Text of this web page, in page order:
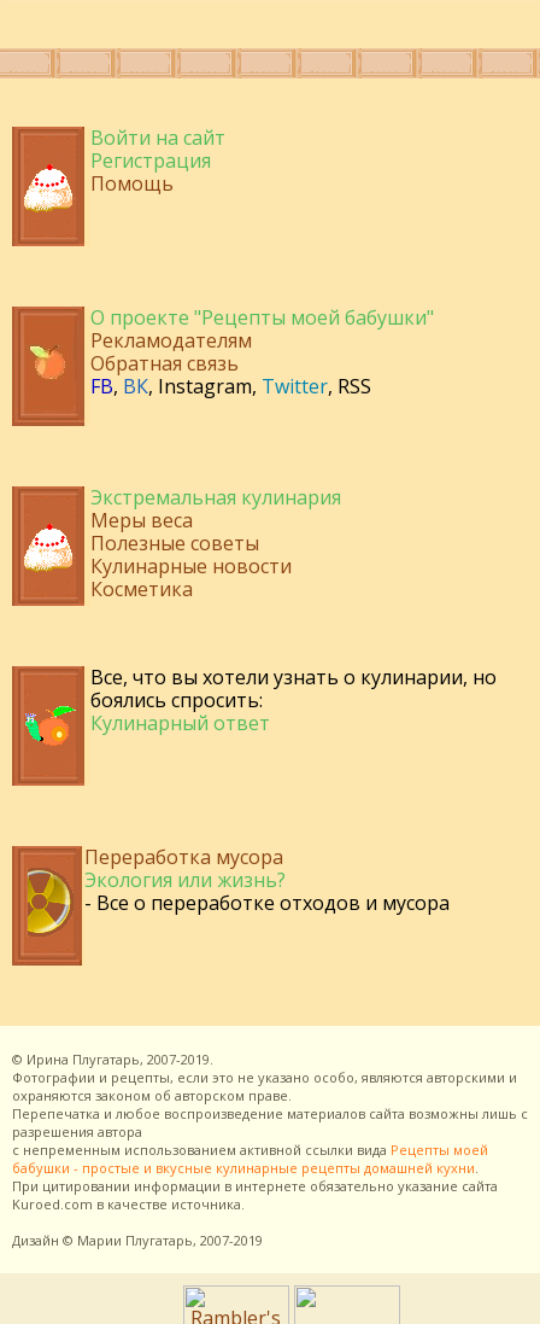
Войти на сайт
Регистрация
Помощь
О проекте "Рецепты моей бабушки"
Рекламодателям
Обратная связь
FB, ВК, Instagram, Twitter, RSS
Экстремальная кулинария
Меры веса
Полезные советы
Кулинарные новости
Косметика
Все, что вы хотели узнать о кулинарии, но
боялись спросить:
Кулинарный ответ
Переработка мусора
Экология или жизнь?
- Все о переработке отходов и мусора
© Ирина Плугатарь, 2007-2019.
Фотографии и рецепты, если это не указано особо, являются авторскими и
охраняются законом об авторском праве.
Перепечатка и любое воспроизведение материалов сайта возможны лишь с
разрешения автора
с непременным использованием активной ссылки вида Рецепты моей
бабушки - простые и вкусные кулинарные рецепты домашней кухни.
При цитировании информации в интернете обязательно указание сайта
Kuroed.com в качестве источника.
Дизайн © Марии Плугатарь, 2007-2019